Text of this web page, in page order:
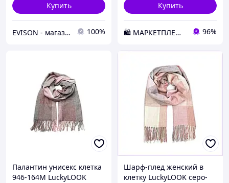
Купить
EVISON - магазин головных уборов 100%
Купить
🛍️ МАРКЕТПЛЕЙС DMD 96%
Палантин унисекс клетка
946-164М LuckyLOOK
Шарф-плед женский в
клетку LuckyLOOK серо-